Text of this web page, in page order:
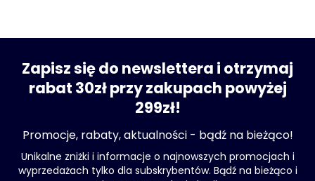
Zapisz się do newslettera i otrzymaj
rabat 30zł przy zakupach powyżej
299zł!
Promocje, rabaty, aktualności - bądź na bieżąco!
Unikalne zniżki i informacje o najnowszych promocjach i
wyprzedażach tylko dla subskrybentów. Bądź na bieżąco i